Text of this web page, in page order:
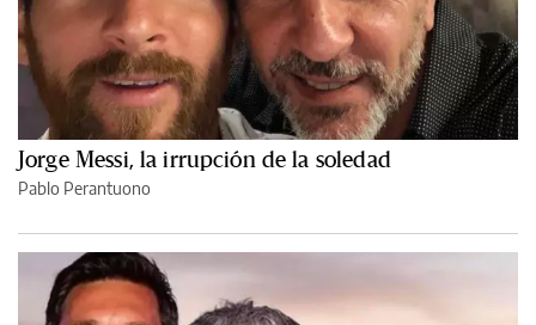
Jorge Messi, la irrupción de la soledad
Pablo Perantuono